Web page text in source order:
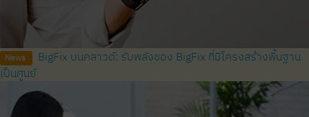
News
BigFix บนคลาวด์: รับพลังของ BigFix ที่มีโครงสร้างพื้นฐาน
เป็นศูนย์